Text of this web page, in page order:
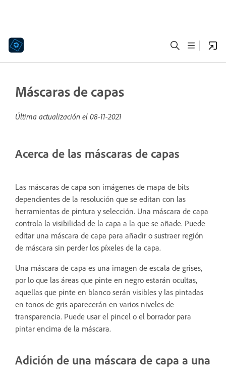
Máscaras de capas
Última actualización el 08-11-2021
Acerca de las máscaras de capas
Las máscaras de capa son imágenes de mapa de bits
dependientes de la resolución que se editan con las
herramientas de pintura y selección. Una máscara de capa
controla la visibilidad de la capa a la que se añade. Puede
editar una máscara de capa para añadir o sustraer región
de máscara sin perder los píxeles de la capa.
Una máscara de capa es una imagen de escala de grises,
por lo que las áreas que pinte en negro estarán ocultas,
aquellas que pinte en blanco serán visibles y las pintadas
en tonos de gris aparecerán en varios niveles de
transparencia. Puede usar el pincel o el borrador para
pintar encima de la máscara.
Adición de una máscara de capa a una